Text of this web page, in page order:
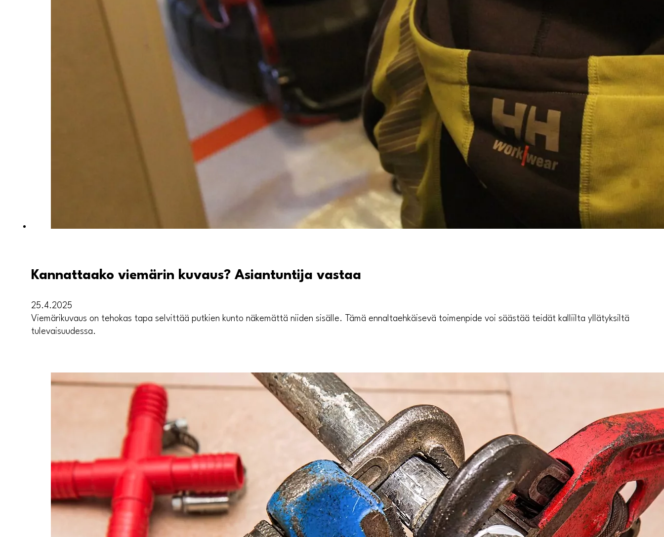
Kannattaako viemärin kuvaus? Asiantuntija vastaa
25.4.2025
Viemärikuvaus on tehokas tapa selvittää putkien kunto näkemättä niiden sisälle. Tämä ennaltaehkäisevä toimenpide voi säästää teidät kalliilta yllätyksiltä
tulevaisuudessa.